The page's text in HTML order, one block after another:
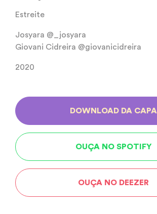
Estreite
Josyara @_josyara
Giovani Cidreira @giovanicidreira
2020
DOWNLOAD DA CAPA
OUÇA NO SPOTIFY
OUÇA NO DEEZER